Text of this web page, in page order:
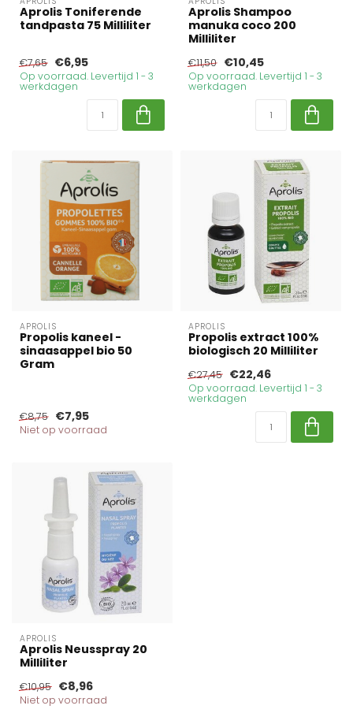
Aprolis Toniferende
tandpasta 75 Milliliter
€7,65 €6,95
Op voorraad. Levertijd 1 - 3
werkdagen
Aprolis Shampoo
manuka coco 200
Milliliter
€11,50 €10,45
Op voorraad. Levertijd 1 - 3
werkdagen
APROLIS
Propolis kaneel -
sinaasappel bio 50
Gram
€8,75 €7,95
Niet op voorraad
APROLIS
Propolis extract 100%
biologisch 20 Milliliter
€27,45 €22,46
Op voorraad. Levertijd 1 - 3
werkdagen
APROLIS
Aprolis Neusspray 20
Milliliter
€10,95 €8,96
Niet op voorraad